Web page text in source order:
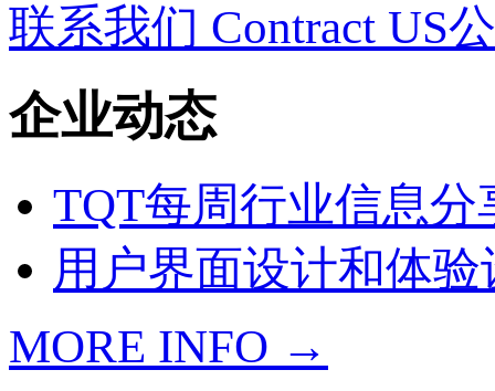
联系我们 Contract US
企业动态
TQT每周行业信息
用户界面设计和体
MORE INFO →